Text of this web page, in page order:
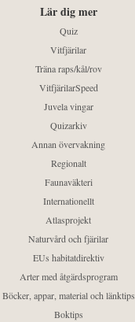
Lär dig mer
Quiz
Vitfjärilar
Träna raps/kål/rov
VitfjärilarSpeed
Juvela vingar
Quizarkiv
Annan övervakning
Regionalt
Faunaväkteri
Internationellt
Atlasprojekt
Naturvård och fjärilar
EUs habitatdirektiv
Arter med åtgärdsprogram
Böcker, appar, material och länktips
Boktips